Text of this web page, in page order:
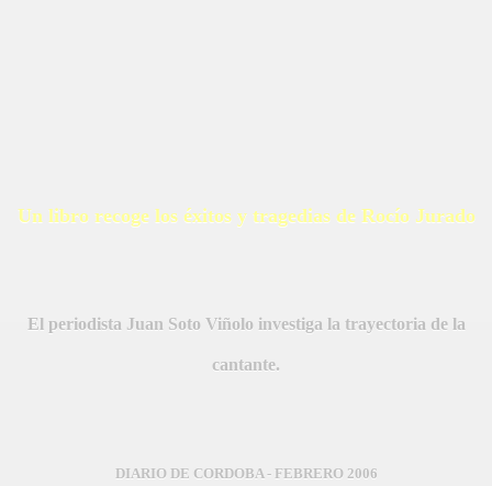
Un libro recoge los éxitos y tragedias de Rocío Jurado
El periodista Juan Soto Viñolo investiga la trayectoria de la
cantante.
DIARIO DE CORDOBA - FEBRERO 2006